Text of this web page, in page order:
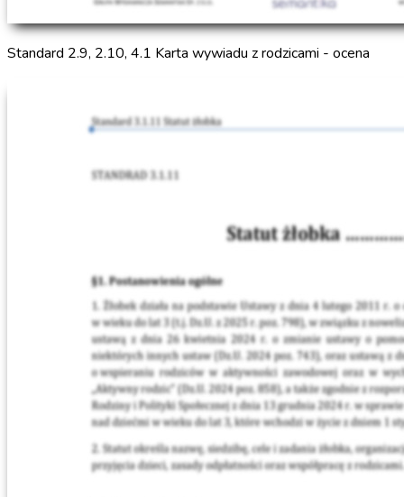
Standard 2.9, 2.10, 4.1 Karta wywiadu z rodzicami - ocena